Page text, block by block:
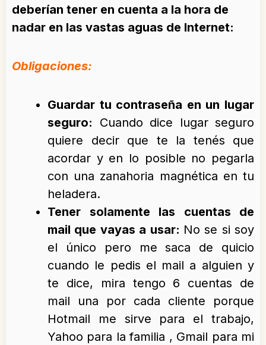
deberían tener en cuenta a la hora de
nadar en las vastas aguas de Internet:
Obligaciones:
Guardar tu contraseña en un lugar
seguro: Cuando dice lugar seguro
quiere decir que te la tenés que
acordar y en lo posible no pegarla
con una zanahoria magnética en tu
heladera.
Tener solamente las cuentas de
mail que vayas a usar: No se si soy
el único pero me saca de quicio
cuando le pedis el mail a alguien y
te dice, mira tengo 6 cuentas de
mail una por cada cliente porque
Hotmail me sirve para el trabajo,
Yahoo para la familia , Gmail para mi